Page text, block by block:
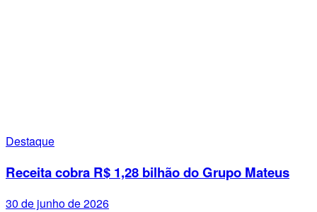
Destaque
Receita cobra R$ 1,28 bilhão do Grupo Mateus
30 de junho de 2026